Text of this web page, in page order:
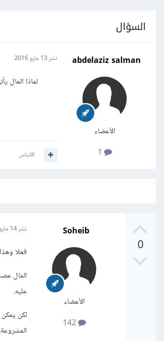
السؤال
abdelaziz salman
الأعضاء
نشر13 مايو 2016
لماذا المال
اقتباس
0
Soheib
الأعضاء
142
نشر14 مايو 2016
فعلا
المال
عليه.
لكن